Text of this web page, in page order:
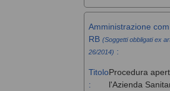
Amministrazione
RB (Soggetti obbligati ex
26/2014) :
Titolo
:
Procedura
l'Azienda